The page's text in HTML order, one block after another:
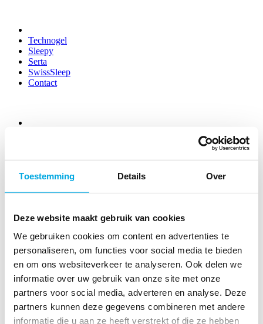
Toestemming Details Over
Deze website maakt gebruik van cookies
We gebruiken cookies om content en advertenties te
personaliseren, om functies voor social media te bieden
en om ons websiteverkeer te analyseren. Ook delen we
informatie over uw gebruik van onze site met onze
partners voor social media, adverteren en analyse. Deze
partners kunnen deze gegevens combineren met andere
informatie die u aan ze heeft verstrekt of die ze hebben
Technogel
Sleepy
Serta
SwissSleep
Contact
Contact
Packaging
Bakery Packaging
Branding / Packaging
Cras justo odio, dapibus ac facilisis in, egestas eget quam. Nulla
vitae elit libero, a pharetra augue. Morbi leo risus, porta ac
consectetur ac, vestibulum at eros. Praesent commodo cursus
magna, vel scelerisque nisl consectetur et. Donec ullamcorper nulla